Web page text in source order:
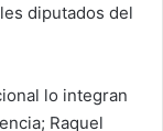
diputados del
lo integran
Raquel